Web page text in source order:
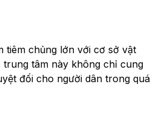
tiêm chủng lớn với cơ sở vật
trung tâm này không chỉ cung
đối cho người dân trong quá